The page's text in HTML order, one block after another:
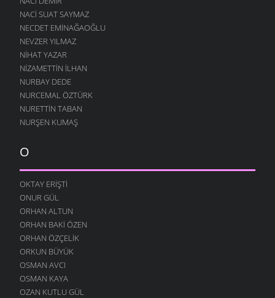
ESKI GÜNLER
10 AĞUSTOS 2004
HE VALLAH
10 AĞUSTOS 2004
GEÇMIŞ ZAMAN OLURKI
10 AĞUSTOS 2004
YAĞMURLU ŞIIR
10 AĞUSTOS 2004
10 AĞUSTOS 2004
YENIDEN
10 AĞUSTOS 2004
DILFEZ
24 TEMMUZ 2004
NACI SUAT SAYMAZ
NECDET EMINAĞAOĞLU
NEVZER YILMAZ
NIHAT YAZAR
NIZAMETTIN İLHAN
NURBAY DEDE
NURCEMAL ÖZTÜRK
NURETTIN TABAN
NURŞEN KUMAŞ
O
OKTAY ERIŞTI
ONUR GÜL
ORHAN ALTUN
ORHAN BAKI ÖZEN
ORHAN ÖZÇELIK
ORKUN BÜYÜK
OSMAN AVCI
OSMAN KAYA
OZAN KUTLU GÜL